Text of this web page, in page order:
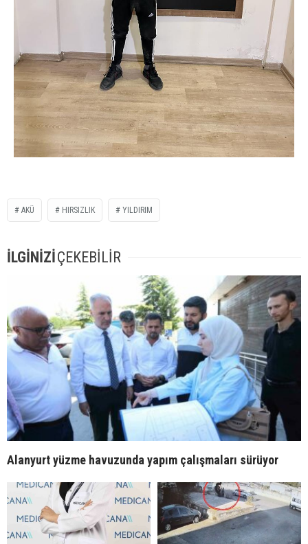
AKÜ HIRSIZLIK YILDIRIM
İLGİNİZİÇEKEBİLİR
Alanyurt yüzme havuzunda yapım çalışmaları sürüyor